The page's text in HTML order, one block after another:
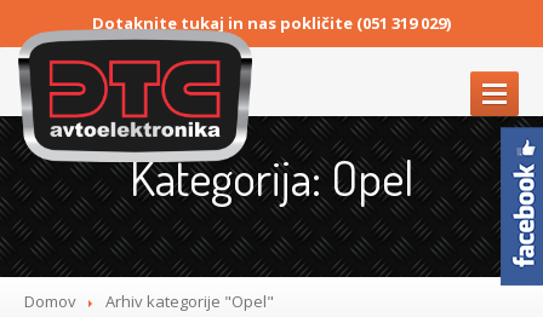
Dotaknite tukaj in nas pokličite (051 319 029)
DOMOV
POGOSTE NAPAKE
DEZINFEKCIJAVOZILA
AUDI
ABS
Kategorija: Opel
Domov Arhiv kategorije "Opel"